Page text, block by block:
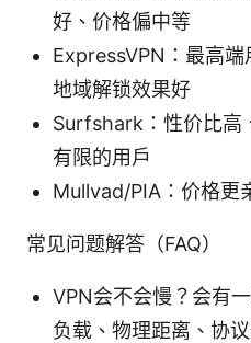
好、价格偏中等
ExpressVPN：最高
地域解锁效果好
Surfshark：性价比高
有限的用户
Mullvad/PIA：价格更
常见问题解答（FAQ）
VPN会不会慢？会有
负载、物理距离、协